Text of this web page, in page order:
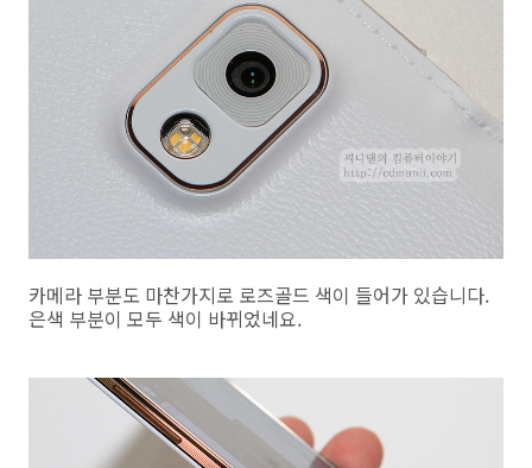
카메라 부분도 마찬가지로 로즈골드 색이 들어가 있습니다.
은색 부분이 모두 색이 바뀌었네요.